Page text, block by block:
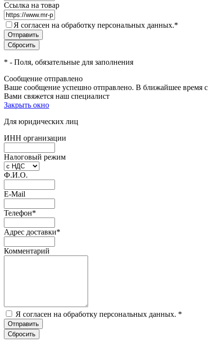
Ссылка на товар
Я согласен на обработку персональных данных.*
* - Поля, обязательные для заполнения
Сообщение отправлено
Ваше сообщение успешно отправлено. В ближайшее время с
Вами свяжется наш специалист
Закрыть окно
Для юридических лиц
ИНН организации
Налоговый режим
Ф.И.О.
E-Mail
Телефон*
Адрес доставки*
Комментарий
Я согласен на обработку персональных данных. *